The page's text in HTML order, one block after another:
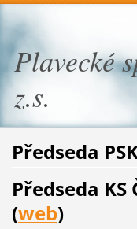
Plavecké
z.s.
Předseda
Předseda KS
(web)